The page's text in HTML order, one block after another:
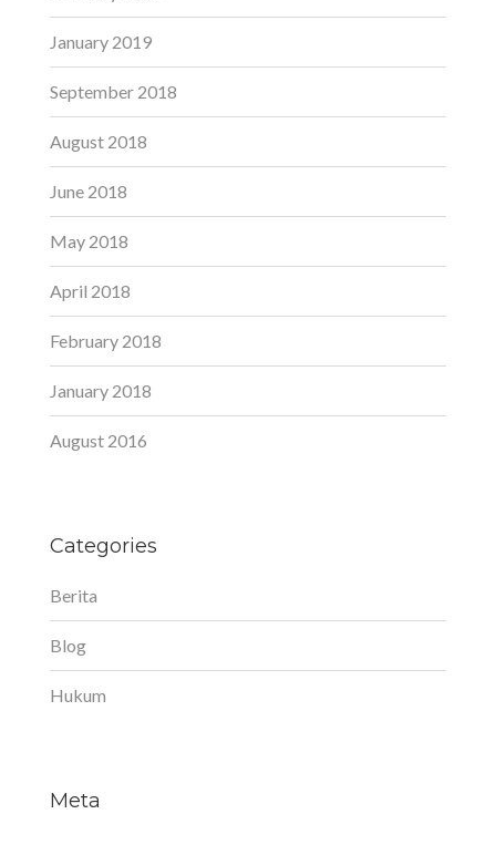
January 2019
September 2018
August 2018
June 2018
May 2018
April 2018
February 2018
January 2018
August 2016
Categories
Berita
Blog
Hukum
Meta